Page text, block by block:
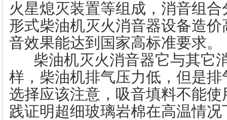
火星熄灭装置等组成，消音组
形式柴油机灭火消音器设备造
音效果能达到国家高标准要求。
柴油机灭火消音器它与其它
样，柴油机排气压力低，但是
选择应该注意，吸音填料不能
践证明超细玻璃岩棉在高温情